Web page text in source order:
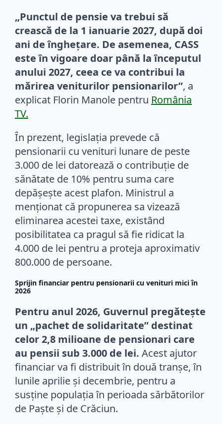
„Punctul de pensie va trebui să
crească de la 1 ianuarie 2027, după doi
ani de înghețare. De asemenea, CASS
este în vigoare doar până la începutul
anului 2027, ceea ce va contribui la
mărirea veniturilor pensionarilor”, a
explicat Florin Manole pentru România
TV.
În prezent, legislația prevede că
pensionarii cu venituri lunare de peste
3.000 de lei datorează o contribuție de
sănătate de 10% pentru suma care
depășește acest plafon. Ministrul a
menționat că propunerea sa vizează
eliminarea acestei taxe, existând
posibilitatea ca pragul să fie ridicat la
4.000 de lei pentru a proteja aproximativ
800.000 de persoane.
Sprijin financiar pentru pensionarii cu venituri mici în
2026
Pentru anul 2026, Guvernul pregătește
un „pachet de solidaritate” destinat
celor 2,8 milioane de pensionari care
au pensii sub 3.000 de lei. Acest ajutor
financiar va fi distribuit în două tranșe, în
lunile aprilie și decembrie, pentru a
susține populația în perioada sărbătorilor
de Paște și de Crăciun.